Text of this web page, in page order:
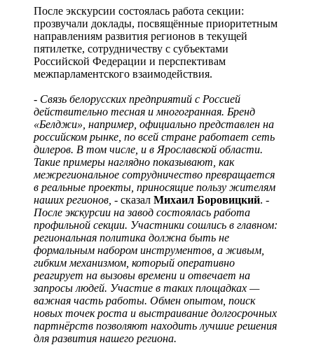
После экскурсии состоялась работа секции:
прозвучали доклады, посвящённые приоритетным
направлениям развития регионов в текущей
пятилетке, сотрудничеству с субъектами
Российской Федерации и перспективам
межпарламентского взаимодействия.
- Связь белорусских предприятий с Россией
действительно тесная и многогранная. Бренд
«Белджи», например, официально представлен на
российском рынке, по всей стране работает сеть
дилеров. В том числе, и в Ярославской области.
Такие примеры наглядно показывают, как
межрегиональное сотрудничество превращается
в реальные проекты, приносящие пользу жителям
наших регионов, - сказал Михаил Боровицкий. -
После экскурсии на завод состоялась работа
профильной секции. Участники сошлись в главном:
региональная политика должна быть не
формальным набором инструментов, а живым,
гибким механизмом, который оперативно
реагирует на вызовы времени и отвечает на
запросы людей. Участие в таких площадках —
важная часть работы. Обмен опытом, поиск
новых точек роста и выстраивание долгосрочных
партнёрств позволяют находить лучшие решения
для развития нашего региона.